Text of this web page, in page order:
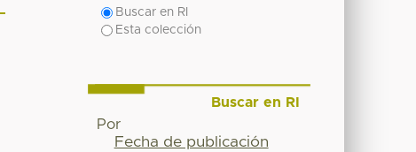
Buscar en RI
Esta colección
Buscar en RI
Por
Fecha de publicación